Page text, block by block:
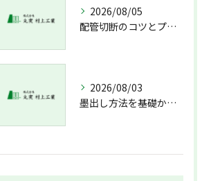
2026/08/05
配管切断のコツとプロが教える失敗しない工具選び
2026/08/03
墨出し方法を基礎から実践まで一人作業でも正確にこなすコツと墨出し作業の注意点